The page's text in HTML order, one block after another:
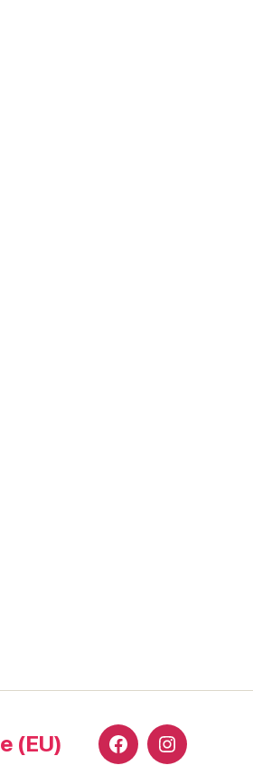
(EU) FacebookInstagram